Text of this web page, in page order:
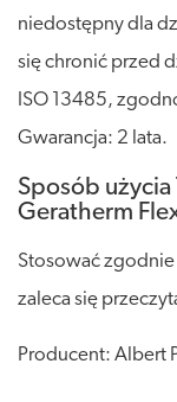
niedostępny dla
się chronić przed
ISO 13485,
Gwarancja: 2 lata.
Sposób
Geratherm
Stosować
zaleca się
Producent: Albert